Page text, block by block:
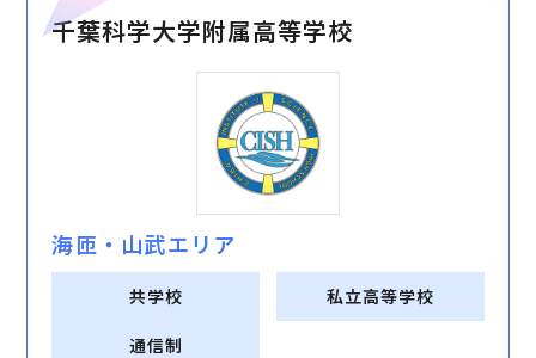
千葉科学大学附属高等学校
海匝・⼭武エリア
共学校 私立高等学校
通信制